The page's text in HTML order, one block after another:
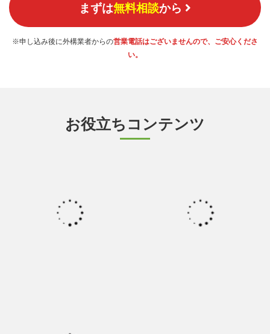
まずは無料相談から
※申し込み後に外構業者からの営業電話はございませんので、ご安心くださ
い。
お役立ちコンテンツ